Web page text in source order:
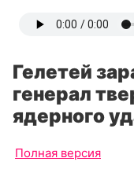
Гелетей
генерал
ядерного
Полная версия